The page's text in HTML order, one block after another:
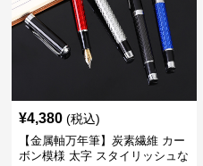
¥4,380 (税込)
【金属軸万年筆】炭素繊維 カー
ボン模様 太字 スタイリッシュな